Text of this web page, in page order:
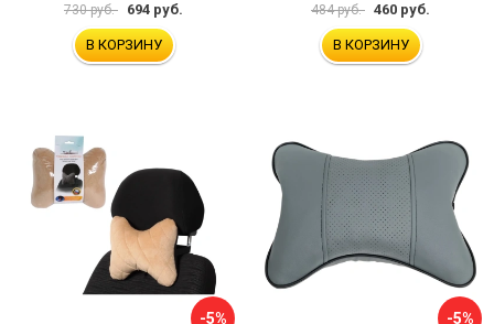
730 руб. 694 руб.
В КОРЗИНУ
484 руб. 460 руб.
В КОРЗИНУ
-5% -5%